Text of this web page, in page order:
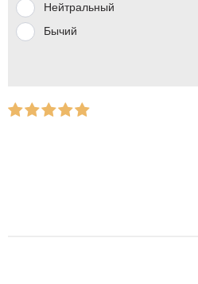
Нейтральный
Бычий